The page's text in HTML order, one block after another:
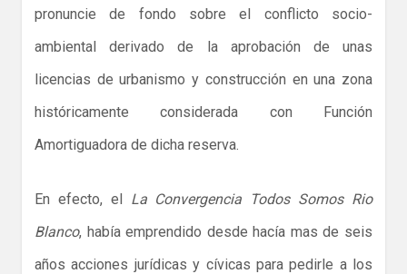
pronuncie de fondo sobre el conflicto socio-
ambiental derivado de la aprobación de unas
licencias de urbanismo y construcción en una zona
históricamente considerada con Función
Amortiguadora de dicha reserva.
En efecto, el La Convergencia Todos Somos Rio
Blanco, había emprendido desde hacía mas de seis
años acciones jurídicas y cívicas para pedirle a los